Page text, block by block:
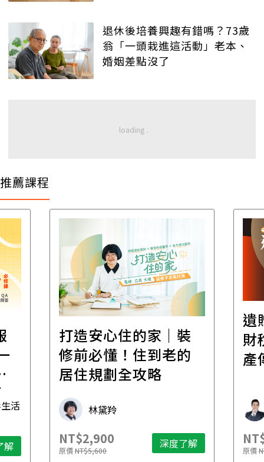
退休後培養興趣有錯嗎？73歲
翁「一頭栽進這活動」老本、
婚姻差點沒了
推薦課程
活
解
打造安心住的家｜裝
修前必懂！住到老的
居住規劃全攻略
林黛羚
NT$2,900
原價NT$5,600 深度了解
遺
財
產
原價